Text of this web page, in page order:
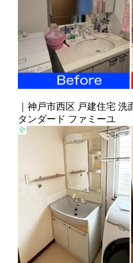
｜神戸市西区 戸建住宅
タンダード ファミーユ